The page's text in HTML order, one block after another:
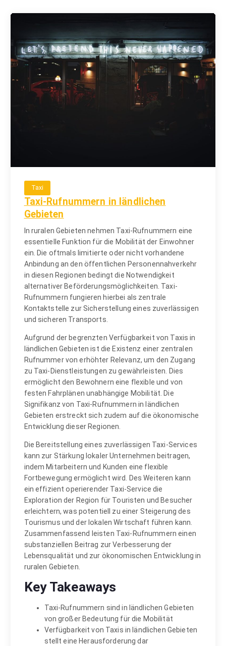
Taxi
Taxi-Rufnummern in ländlichen
Gebieten
In ruralen Gebieten nehmen Taxi-Rufnummern eine
essentielle Funktion für die Mobilität der Einwohner
ein. Die oftmals limitierte oder nicht vorhandene
Anbindung an den öffentlichen Personennahverkehr
in diesen Regionen bedingt die Notwendigkeit
alternativer Beförderungsmöglichkeiten. Taxi-
Rufnummern fungieren hierbei als zentrale
Kontaktstelle zur Sicherstellung eines zuverlässigen
und sicheren Transports.
Aufgrund der begrenzten Verfügbarkeit von Taxis in
ländlichen Gebieten ist die Existenz einer zentralen
Rufnummer von erhöhter Relevanz, um den Zugang
zu Taxi-Dienstleistungen zu gewährleisten. Dies
ermöglicht den Bewohnern eine flexible und von
festen Fahrplänen unabhängige Mobilität. Die
Signifikanz von Taxi-Rufnummern in ländlichen
Gebieten erstreckt sich zudem auf die ökonomische
Entwicklung dieser Regionen.
Die Bereitstellung eines zuverlässigen Taxi-Services
kann zur Stärkung lokaler Unternehmen beitragen,
indem Mitarbeitern und Kunden eine flexible
Fortbewegung ermöglicht wird. Des Weiteren kann
ein effizient operierender Taxi-Service die
Exploration der Region für Touristen und Besucher
erleichtern, was potentiell zu einer Steigerung des
Tourismus und der lokalen Wirtschaft führen kann.
Zusammenfassend leisten Taxi-Rufnummern einen
substanziellen Beitrag zur Verbesserung der
Lebensqualität und zur ökonomischen Entwicklung in
ruralen Gebieten.
Key Takeaways
Taxi-Rufnummern sind in ländlichen Gebieten
von großer Bedeutung für die Mobilität
Verfügbarkeit von Taxis in ländlichen Gebieten
stellt eine Herausforderung dar